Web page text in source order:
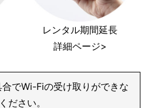
レンタル期間延長
詳細ページ>
でWi-Fiの受け取りができな
ださい。